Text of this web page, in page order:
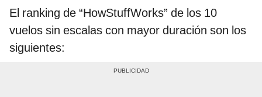
El ranking de “HowStuffWorks” de los 10
vuelos sin escalas con mayor duración son los
siguientes: